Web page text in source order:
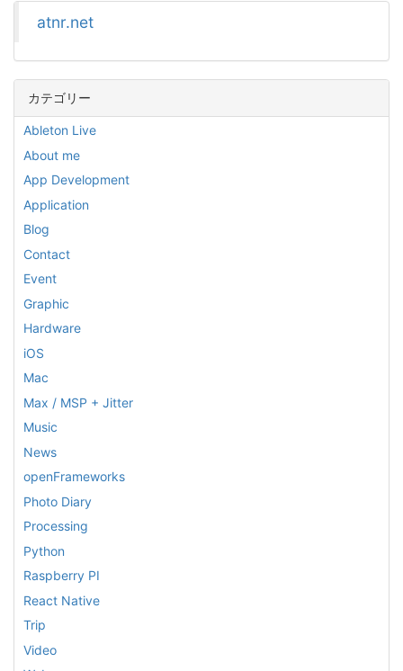
atnr.net
カテゴリー
Ableton Live
About me
App Development
Application
Blog
Contact
Event
Graphic
Hardware
iOS
Mac
Max / MSP + Jitter
Music
News
openFrameworks
Photo Diary
Processing
Python
Raspberry PI
React Native
Trip
Video